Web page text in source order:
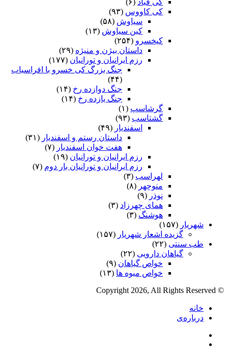
کی قباد (۶)
کی کاووس (۹۳)
سیاوش (۵۸)
کین سیاوش (۱۳)
کیخسرو (۲۵۴)
داستان بیژن و منیژه (۲۹)
رزم ایرانیان و تورانیان (۱۷۷)
جنگ بزرگ کی خسرو با افراسیاب
(۴۴)
جنگ دوازده رخ (۱۴)
جنگ یازده رخ (۱۴)
گرشاسپ (۱)
گشتاسب (۹۳)
اسفندیار (۴۹)
داستان رستم و اسفندیار (۳۱)
هفت خوان اسفندیار (۷)
رزم ایرانیان و تورانیان (۱۹)
رزم ایرانیان و تورانیان بار دوم (۷)
لهراسب (۳)
منوچهر (۸)
نوذر (۹)
هماى چهرزاد (۳)
هوشنگ (۳)
شهریار (۱۵۷)
گزیده اشعار شهریار (۱۵۷)
طب سنتی (۲۲)
گیاهان دارویی (۲۲)
خواص گیاهان (۹)
خواص میوه ها (۱۳)
© Copyright 2026, All Rights Reserved
خانه
درباره‌ی